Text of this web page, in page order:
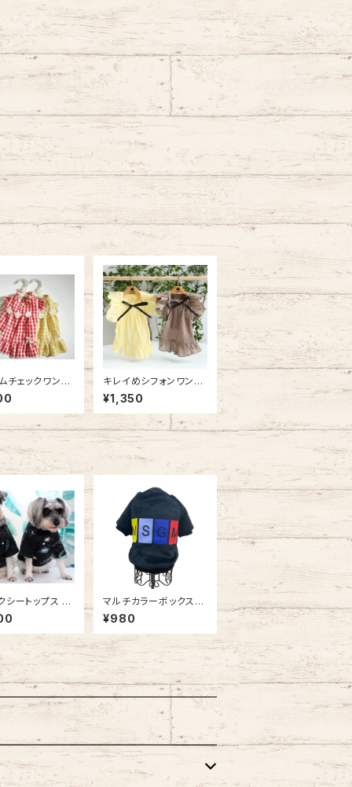
チェックワンピ
キレイめシフォンワンピ
ース / NB21SSSS108
5
¥1,350
シートップス /
マルチカラーボックスロ
ゴトレーナー NB20AW
427
¥980